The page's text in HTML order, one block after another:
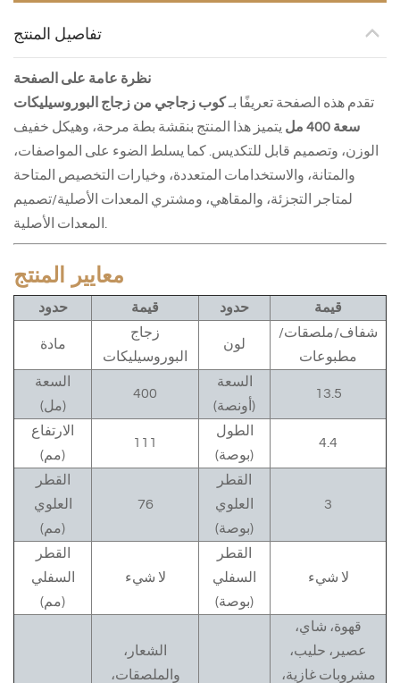
تفاصيل المنتج
نظرة عامة على الصفحة
تقدم هذه الصفحة تعريفًا بـكوب زجاجي من زجاج البوروسيليكات
سعة 400 مل
يتميز هذا المنتج بنقشة بطة مرحة، وهيكل خفيف
الوزن، وتصميم قابل للتكديس. كما يسلط الضوء على المواصفات،
والمتانة، والاستخدامات المتعددة، وخيارات التخصيص المتاحة
لمتاجر التجزئة، والمقاهي، ومشتري المعدات الأصلية/تصميم
معايير المنتج
حدود قيمة حدود قيمة
مادة
زجاج
البوروسيليكات
لون
شفاف/ملصقات/
مطبوعات
السعة
(مل)
400
السعة
(أونصة)
13.5
الارتفاع
(مم)
111
الطول
(بوصة)
4.4
القطر
العلوي
(مم)
76
القطر
العلوي
(بوصة)
3
القطر
السفلي
(مم)
لا شيء
القطر
السفلي
(بوصة)
لا شيء
الشعار،
والملصقات،
قهوة، شاي،
عصير، حليب،
مشروبات غازية،